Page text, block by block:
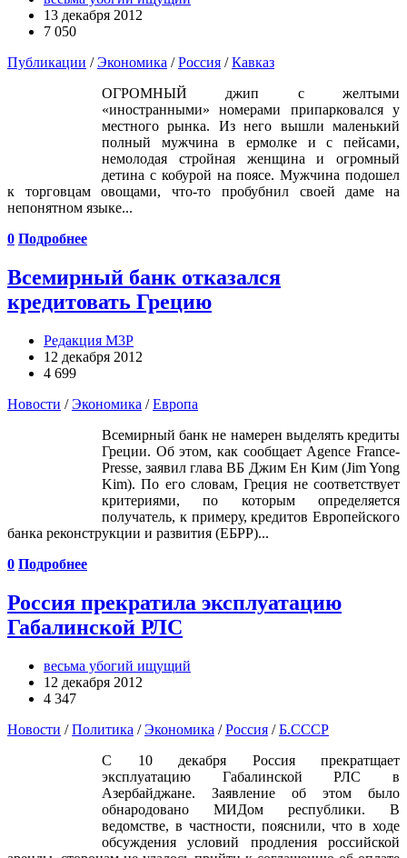
13 декабря 2012
7 050
Публикации /Экономика /Россия /Кавказ
ОГРОМНЫЙ джип с желтыми
«иностранными» номерами припарковался у
местного рынка. Из него вышли маленький
полный мужчина в ермолке и с пейсами,
немолодая стройная женщина и огромный
детина с кобурой на поясе. Мужчина подошел
к торговцам овощами, что-то пробубнил своей даме на
непонятном языке...
0 Подробнее
Всемирный банк отказался
кредитовать Грецию
Редакция М3Р
12 декабря 2012
4 699
Новости /Экономика /Европа
Всемирный банк не намерен выделять кредиты
Греции. Об этом, как сообщает Agence France-
Presse, заявил глава ВБ Джим Ен Ким (Jim Yong
Kim). По его словам, Греция не соответствует
критериями, по которым определяется
получатель, к примеру, кредитов Европейского
банка реконструкции и развития (ЕБРР)...
0 Подробнее
Россия прекратила эксплуатацию
Габалинской РЛС
весьма убогий ищущий
12 декабря 2012
4 347
Новости /Политика /Экономика /Россия /Б.СССР
С 10 декабря Россия прекратщает
эксплуатацию Габалинской РЛС в
Азербайджане. Заявление об этом было
обнародовано МИДом республики. В
ведомстве, в частности, пояснили, что в ходе
обсуждения условий продления российской